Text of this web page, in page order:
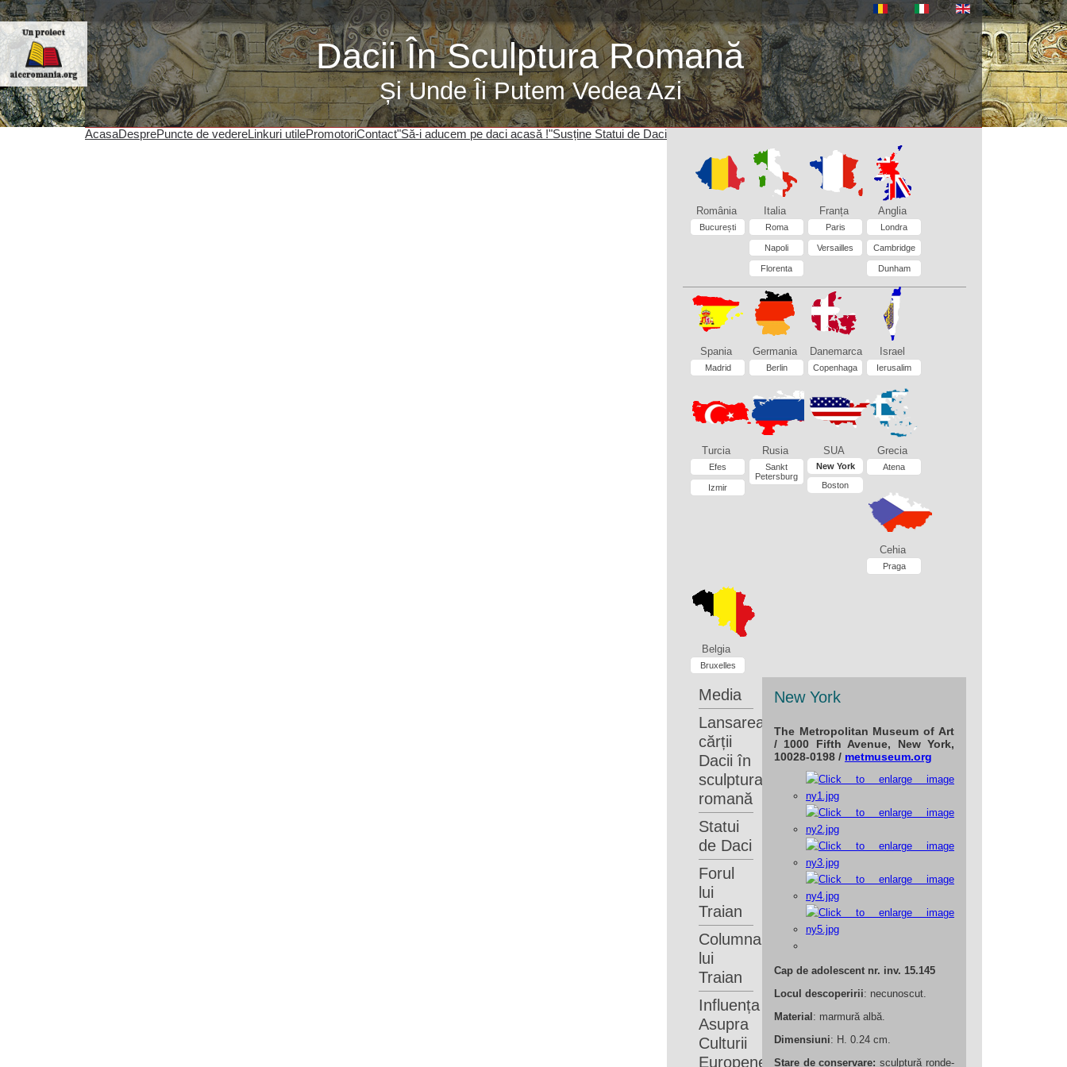
Dacii În Sculptura Romană
Și Unde Îi Putem Vedea Azi
AcasaDesprePuncte de vedereLinkuri utilePromotoriContact"Să-i aducem pe daci acasă !"Susține Statui de Daci
România
București
Italia
Roma
Napoli
Florenta
Franța
Paris
Versailles
Anglia
Londra
Cambridge
Dunham
Spania
Madrid
Germania
Berlin
Danemarca
Copenhaga
Israel
Ierusalim
Turcia
Efes
Izmir
Rusia
Sankt
Petersburg
SUA
New York
Boston
Grecia
Atena
Cehia
Praga
Belgia
Bruxelles
Media
Lansarea
cărții
Dacii în
sculptura
romană
Statui
de Daci
Forul
lui
Traian
Columna
lui
Traian
Influența
Asupra
Culturii
Europene
New York
The Metropolitan Museum of Art
/ 1000 Fifth Avenue, New York,
10028-0198 / metmuseum.org
Cap de adolescent nr. inv. 15.145
Locul descoperirii: necunoscut.
Material : marmură albă.
Dimensiuni: H. 0.24 cm.
Stare de conservare: sculptură ronde-